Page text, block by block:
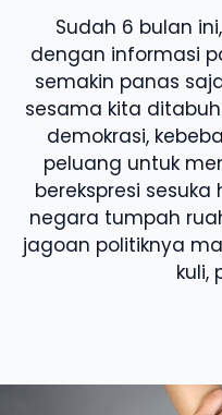
Sudah 6 bulan
dengan informasi
semakin panas
sesama kita
demokrasi,
peluang untuk
berekspresi
negara tumpah
jagoan politiknya
kuli,